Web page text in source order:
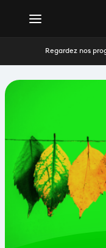
Regardez nos